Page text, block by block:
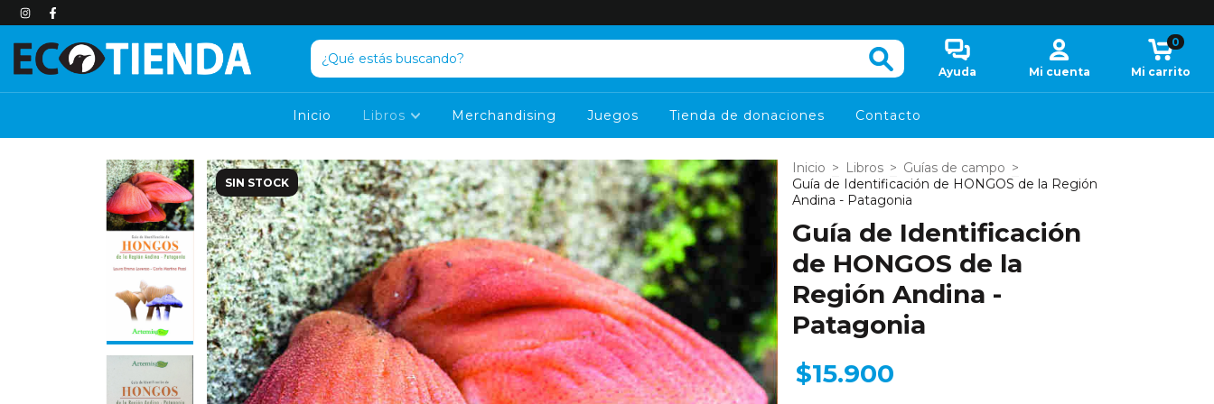
Ayuda Mi cuenta Mi carrito
0
Inicio Libros Merchandising Juegos Tienda de donaciones Contacto
SIN STOCK
Inicio > Libros > Guías de campo >
Guía de Identificación de HONGOS de la Región
Andina - Patagonia
Guía de Identificación
de HONGOS de la
Región Andina -
Patagonia
$15.900